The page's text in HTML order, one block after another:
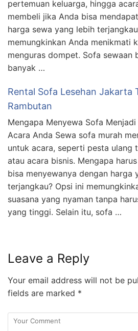
pertemuan keluarga, hingga
membeli jika Anda bisa
harga sewa yang lebih
memungkinkan Anda menikmati
menguras dompet. Sofa sewaan
banyak …
Rental Sofa Lesehan Jakarta
Rambutan
Mengapa Menyewa Sofa
Acara Anda Sewa sofa murah
untuk acara, seperti pesta ulang
atau acara bisnis. Mengapa
bisa menyewanya dengan harga
terjangkau? Opsi ini
suasana yang nyaman tanpa
yang tinggi. Selain itu, sofa …
Leave a Reply
Your email address will not be
fields are marked *